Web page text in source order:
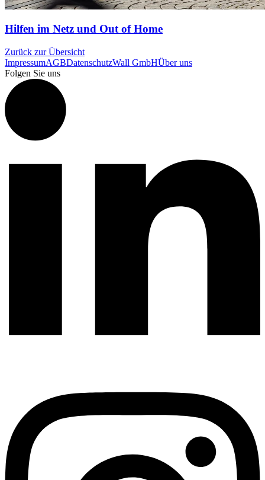
Hilfen im Netz und Out of Home
Zurück zur Übersicht
ImpressumAGBDatenschutzWall GmbHÜber uns
Folgen Sie uns